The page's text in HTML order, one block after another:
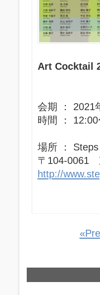
Art Cocktail
会期 ： 2021
時間 ：
場所 ：
〒104-0061
http://